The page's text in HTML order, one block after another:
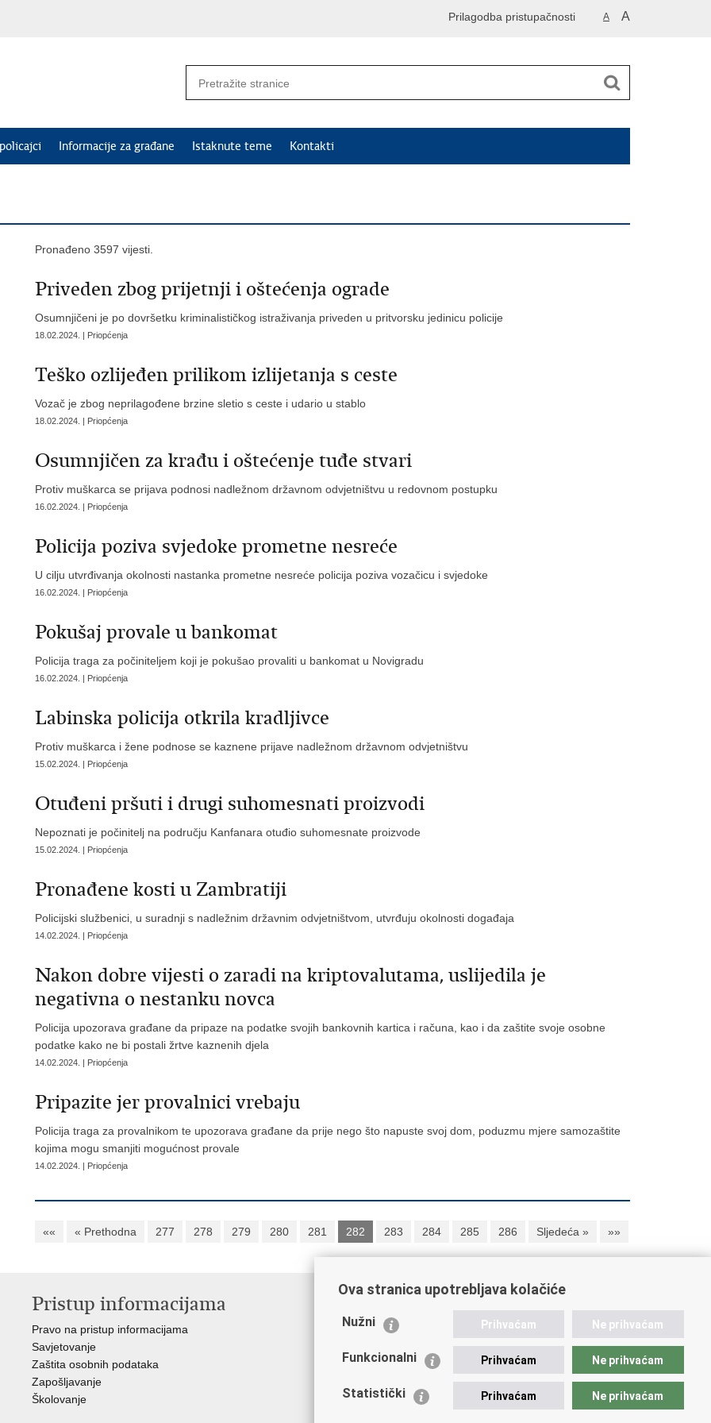
A A
Prilagodba pristupačnosti
Informacije za građane Istaknute teme Kontakti
Pronađeno 3597 vijesti.
Priveden zbog prijetnji i oštećenja ograde
Osumnjičeni je po dovršetku kriminalističkog istraživanja priveden u pritvorsku jedinicu policije
18.02.2024. | Priopćenja
Teško ozlijeđen prilikom izlijetanja s ceste
Vozač je zbog neprilagođene brzine sletio s ceste i udario u stablo
18.02.2024. | Priopćenja
Osumnjičen za krađu i oštećenje tuđe stvari
Protiv muškarca se prijava podnosi nadležnom državnom odvjetništvu u redovnom postupku
16.02.2024. | Priopćenja
Policija poziva svjedoke prometne nesreće
U cilju utvrđivanja okolnosti nastanka prometne nesreće policija poziva vozačicu i svjedoke
16.02.2024. | Priopćenja
Pokušaj provale u bankomat
Policija traga za počiniteljem koji je pokušao provaliti u bankomat u Novigradu
16.02.2024. | Priopćenja
Labinska policija otkrila kradljivce
Protiv muškarca i žene podnose se kaznene prijave nadležnom državnom odvjetništvu
15.02.2024. | Priopćenja
Otuđeni pršuti i drugi suhomesnati proizvodi
Nepoznati je počinitelj na području Kanfanara otuđio suhomesnate proizvode
15.02.2024. | Priopćenja
Pronađene kosti u Zambratiji
Policijski službenici, u suradnji s nadležnim državnim odvjetništvom, utvrđuju okolnosti događaja
14.02.2024. | Priopćenja
Nakon dobre vijesti o zaradi na kriptovalutama, uslijedila je
negativna o nestanku novca
Policija upozorava građane da pripaze na podatke svojih bankovnih kartica i računa, kao i da zaštite svoje osobne
podatke kako ne bi postali žrtve kaznenih djela
14.02.2024. | Priopćenja
Pripazite jer provalnici vrebaju
Policija traga za provalnikom te upozorava građane da prije nego što napuste svoj dom, poduzmu mjere samozaštite
kojima mogu smanjiti mogućnost provale
14.02.2024. | Priopćenja
«« « Prethodna 277 278 279 280 281 282 283 284 285 286 Sljedeća » »»
Pristup informacijama
Pravo na pristup informacijama
Savjetovanje
Zaštita osobnih podataka
Zapošljavanje
Školovanje
Važne poveznice
Ministarstvo unutarnjih poslova
Udruge
Policijska akademija
Ova stranica upotrebljava kolačiće
Nužni Prihvaćam Ne prihvaćam
Funkcionalni Prihvaćam Ne prihvaćam
Statistički Prihvaćam Ne prihvaćam